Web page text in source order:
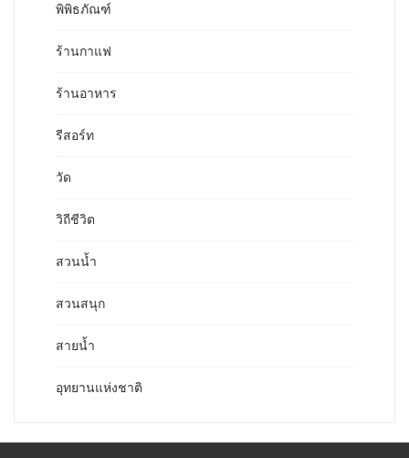
พิพิธภัณฑ์
ร้านกาแฟ
ร้านอาหาร
รีสอร์ท
วัด
วิถีชีวิต
สวนน้ำ
สวนสนุก
สายน้ำ
อุทยานแห่งชาติ